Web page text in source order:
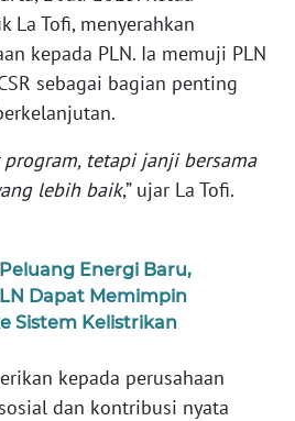
La Tofi, menyerahkan
kepada PLN. Ia memuji PLN
sebagai bagian penting
program, tetapi janji bersama
lebih baik,” ujar La Tofi.
Energi Baru,
Dapat Memimpin
Sistem Kelistrikan
kepada perusahaan
dan kontribusi nyata